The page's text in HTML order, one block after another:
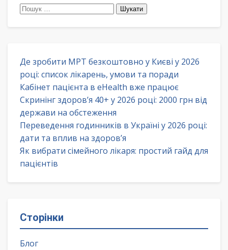
Пошук:
Де зробити МРТ безкоштовно у Києві у 2026
році: список лікарень, умови та поради
Кабінет пацієнта в eHealth вже працює
Скринінг здоров’я 40+ у 2026 році: 2000 грн від
держави на обстеження
Переведення годинників в Україні у 2026 році:
дати та вплив на здоров’я
Як вибрати сімейного лікаря: простий гайд для
пацієнтів
Сторінки
Блог